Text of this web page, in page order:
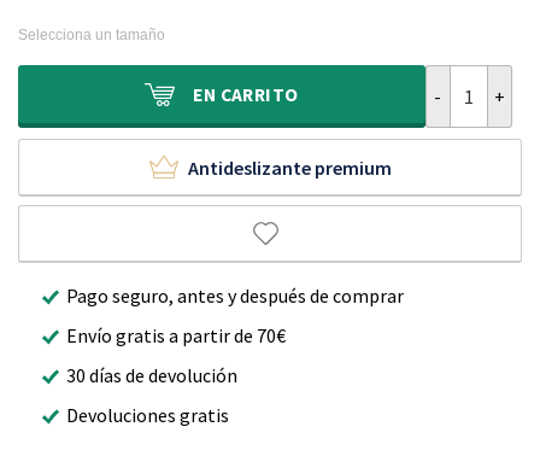
399,90 €.
219,90 €.
Selecciona un tamaño
EN CARRITO
Antideslizante premium
Pago seguro, antes y después de comprar
Envío gratis a partir de 70€
30 días de devolución
Devoluciones gratis